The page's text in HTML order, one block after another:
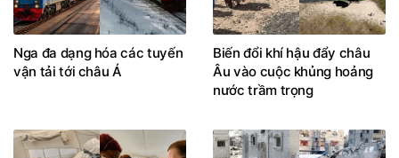
Nga đa dạng hóa các tuyến
vận tải tới châu Á
Biến đổi khí hậu đẩy châu
Âu vào cuộc khủng hoảng
nước trầm trọng